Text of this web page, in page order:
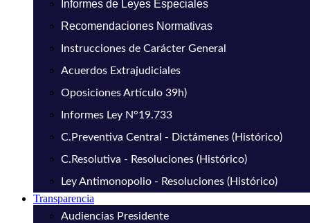
Informes de Leyes Especiales
Recomendaciones Normativas
Instrucciones de Carácter General
Acuerdos Extrajudiciales
Oposiciones Artículo 39h)
Informes Ley N°19.733
C.Preventiva Central - Dictámenes (Histórico)
C.Resolutiva - Resoluciones (Histórico)
Ley Antimonopolio - Resoluciones (Histórico)
Transparencia
Audiencias Presidente